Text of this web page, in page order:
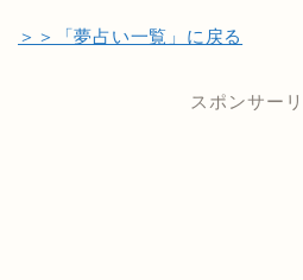
＞＞「夢占い一覧」に戻る
スポンサー